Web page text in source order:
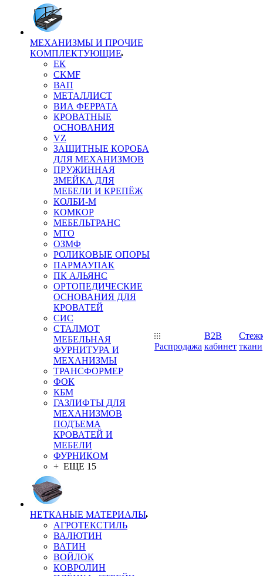
МЕХАНИЗМЫ И ПРОЧИЕ
КОМПЛЕКТУЮЩИЕ
ЕК
CKMF
ВАП
МЕТАЛЛИСТ
ВИА ФЕРРАТА
КРОВАТНЫЕ
ОСНОВАНИЯ
VZ
ЗАЩИТНЫЕ КОРОБА
ДЛЯ МЕХАНИЗМОВ
ПРУЖИННАЯ
ЗМЕЙКА ДЛЯ
МЕБЕЛИ И КРЕПЁЖ
КОЛБИ-М
КОМКОР
МЕБЕЛЬТРАНС
MTO
ОЗМФ
РОЛИКОВЫЕ ОПОРЫ
ПАРМАУПАК
ПК АЛЬЯНС
ОРТОПЕДИЧЕСКИЕ
ОСНОВАНИЯ ДЛЯ
КРОВАТЕЙ
СИС
СТАЛМОТ
МЕБЕЛЬНАЯ
ФУРНИТУРА И
МЕХАНИЗМЫ
ТРАНСФОРМЕР
ФОК
КБМ
ГАЗЛИФТЫ ДЛЯ
МЕХАНИЗМОВ
ПОДЪЕМА
КРОВАТЕЙ И
МЕБЕЛИ
ФУРНИКОМ
+ ЕЩЕ 15
НЕТКАНЫЕ МАТЕРИАЛЫ
АГРОТЕКСТИЛЬ
ВАЛЮТИН
ВАТИН
ВОЙЛОК
КОВРОЛИН
Распродажа
B2B
кабинет ткани